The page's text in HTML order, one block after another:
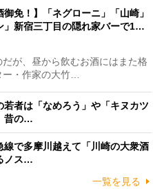
御免！】「ネグローニ」「山崎」
」新宿三丁目の隠れ家バーで1…
が、昼から飲むお酒にはまた格
・作家の大竹…
若者は「なめろう」や「キヌカツ
昔の…
線で多摩川越えて「川崎の大衆酒
ノス…
一覧を見る